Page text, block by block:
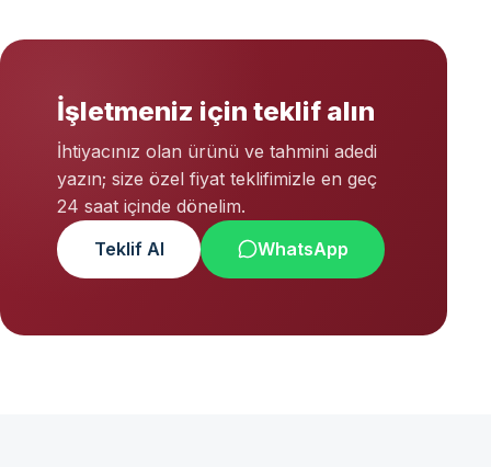
İşletmeniz için teklif alın
İhtiyacınız olan ürünü ve tahmini adedi
yazın; size özel fiyat teklifimizle en geç
24 saat içinde dönelim.
Teklif Al
WhatsApp